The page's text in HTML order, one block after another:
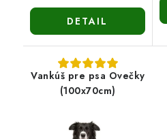
DETAIL
Vankúš pre psa Ovečky
(100x70cm)